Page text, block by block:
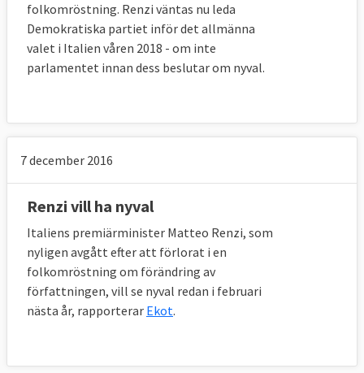
folkomröstning. Renzi väntas nu leda
Demokratiska partiet inför det allmänna
valet i Italien våren 2018 - om inte
parlamentet innan dess beslutar om nyval.
7 december 2016
Renzi vill ha nyval
Italiens premiärminister Matteo Renzi, som
nyligen avgått efter att förlorat i en
folkomröstning om förändring av
författningen, vill se nyval redan i februari
nästa år, rapporterar Ekot.